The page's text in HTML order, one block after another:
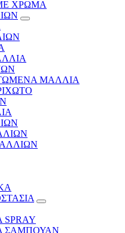
ΧΡΩΜΑ
ΜΑΛΛΙΑ
ΣΑΜΠΟΥΑΝ